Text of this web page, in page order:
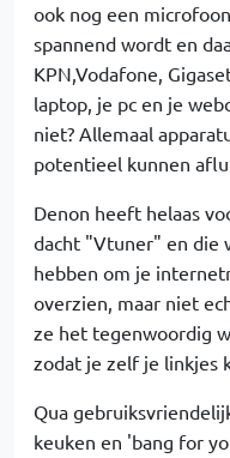
ook nog een
spannend wordt en
KPN,Vodafone,
laptop, je pc en je
niet? Allemaal
potentieel kunnen
Denon heeft helaas
dacht "Vtuner" en die
hebben om je
overzien, maar niet
ze het tegenwoordig
zodat je zelf je linkjes
Qua
keuken en 'bang for